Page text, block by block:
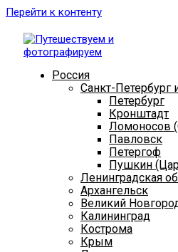
Перейти к контенту
Россия
Санкт-Петербург
Петербург
Кронштадт
Ломоносов
Павловск
Петергоф
Пушкин
Ленинградская
Архангельск
Великий
Калининград
Кострома
Крым